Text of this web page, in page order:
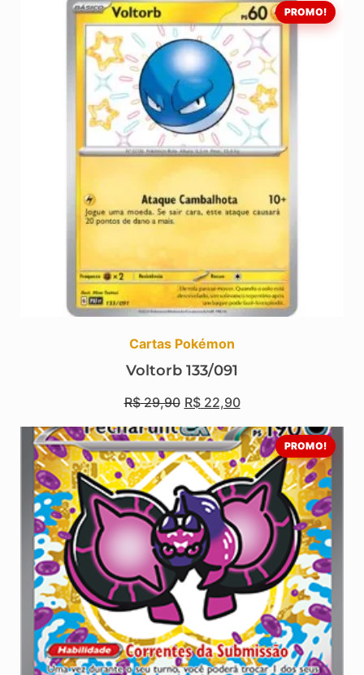
PROMO!
Cartas Pokémon
Voltorb 133/091
R$29,90 R$22,90
PROMO!